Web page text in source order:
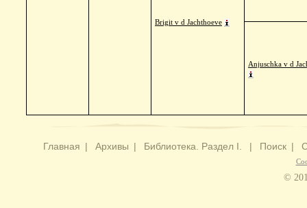
Brigit v d Jachthoeve
Anjuschka v d
Главная | Архивы | Библиотека. Раздел I. | Поиск |
©